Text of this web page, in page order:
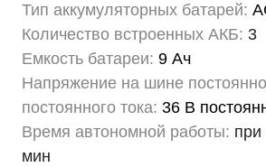
Тип аккумуляторных батарей:
Количество встроенных АКБ: 3
Емкость батареи: 9 Ач
Напряжение на шине
постоянного тока: 36 В
Время автономной работы: при
мин